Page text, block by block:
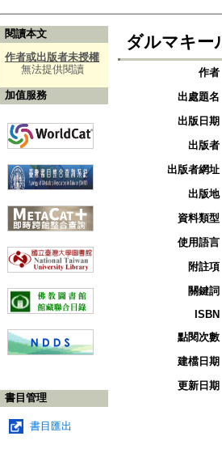
閱讀本文
作者或出版者未授權
無法提供閱讀
加值服務
書目管理
書目匯出
ダルマキー
作者
出處題名
出版日期
出版者
出版者網址
出版地
資料類型
使用語言
附註項
關鍵詞
ISBN
點閱次數
建檔日期
更新日期